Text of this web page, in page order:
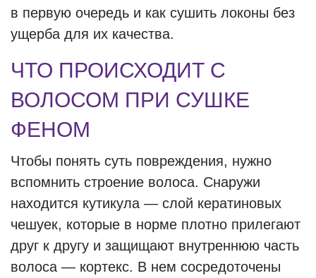
в первую очередь и как сушить локоны без
ущерба для их качества.
ЧТО ПРОИСХОДИТ С
ВОЛОСОМ ПРИ СУШКЕ
ФЕНОМ
Чтобы понять суть повреждения, нужно
вспомнить строение волоса. Снаружи
находится кутикула — слой кератиновых
чешуек, которые в норме плотно прилегают
друг к другу и защищают внутреннюю часть
волоса — кортекс. В нем сосредоточены